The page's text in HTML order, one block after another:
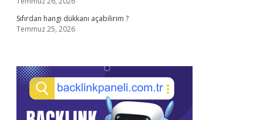
Sıfırdan hangi dükkanı açabilirim ?
Temmuz 25, 2026